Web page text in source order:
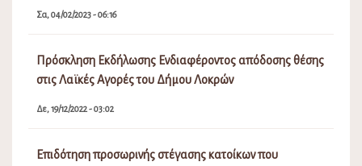
Σα, 04/02/2023 - 06:16
Πρόσκληση Εκδήλωσης Ενδιαφέροντος απόδοσης θέσης
στις Λαϊκές Αγορές του Δήμου Λοκρών
Δε, 19/12/2022 - 03:02
Επιδότηση προσωρινής στέγασης κατοίκων που